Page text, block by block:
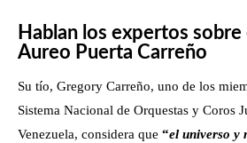
Hablan los expertos
Aureo Puerta Carreño
Su tío, Gregory Carreño, uno de los
Sistema Nacional de Orquestas y Coros
Venezuela, considera que “el universo y